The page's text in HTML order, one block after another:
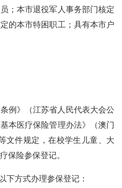
员；本市退役军人事务部门核定
的本市特困职工；具有本市户
例》（江苏省人民代表大会公
本医疗保险管理办法》（澳门
文件规定，在校学生儿童、大
保险参保登记。
下方式办理参保登记：